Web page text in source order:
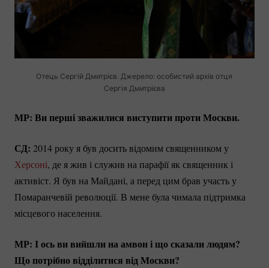
Отець Сергій Дмитрієв. Джерело: особистий архів отця
Сергія Дмитрієва
МР: Ви перші зважилися виступити проти Москви.
СД: 2014 року я був досить відомим священником у
Херсоні, де я жив і служив на парафії як священник і
активіст. Я був на Майдані, а перед цим брав участь у
Помаранчевій революції. В мене була чимала підтримка
місцевого населення.
МР: І ось ви вийшли на амвон і що сказали людям?
Що потрібно відділитися від Москви?